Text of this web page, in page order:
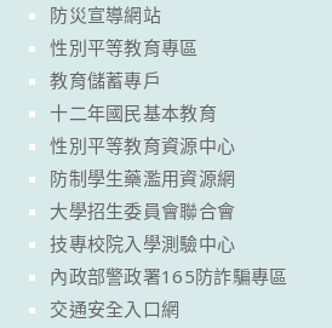
防災宣導網站
性別平等教育專區
教育儲蓄專戶
十二年國民基本教育
性別平等教育資源中心
防制學生藥濫用資源網
大學招生委員會聯合會
技專校院入學測驗中心
內政部警政署165防詐騙專區
交通安全入口網